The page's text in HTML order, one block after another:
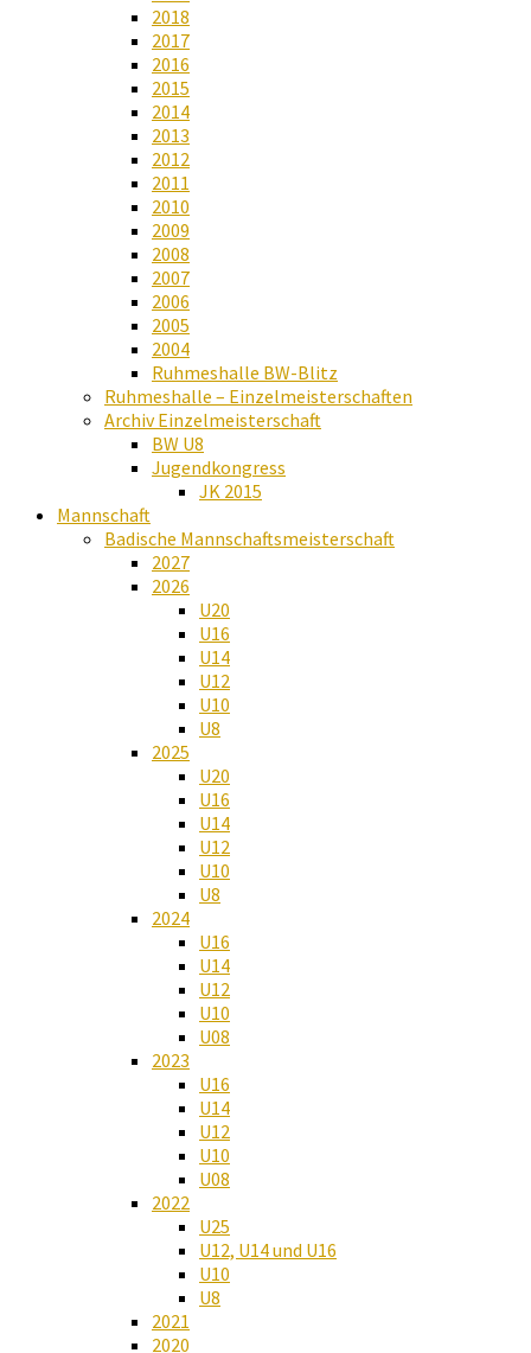
2018
2017
2016
2015
2014
2013
2012
2011
2010
2009
2008
2007
2006
2005
2004
Ruhmeshalle BW-Blitz
Ruhmeshalle – Einzelmeisterschaften
Archiv Einzelmeisterschaft
BW U8
Jugendkongress
JK 2015
Mannschaft
Badische Mannschaftsmeisterschaft
2027
2026
U20
U16
U14
U12
U10
U8
2025
U20
U16
U14
U12
U10
U8
2024
U16
U14
U12
U10
U08
2023
U16
U14
U12
U10
U08
2022
U25
U12, U14 und U16
U10
U8
2021
2020